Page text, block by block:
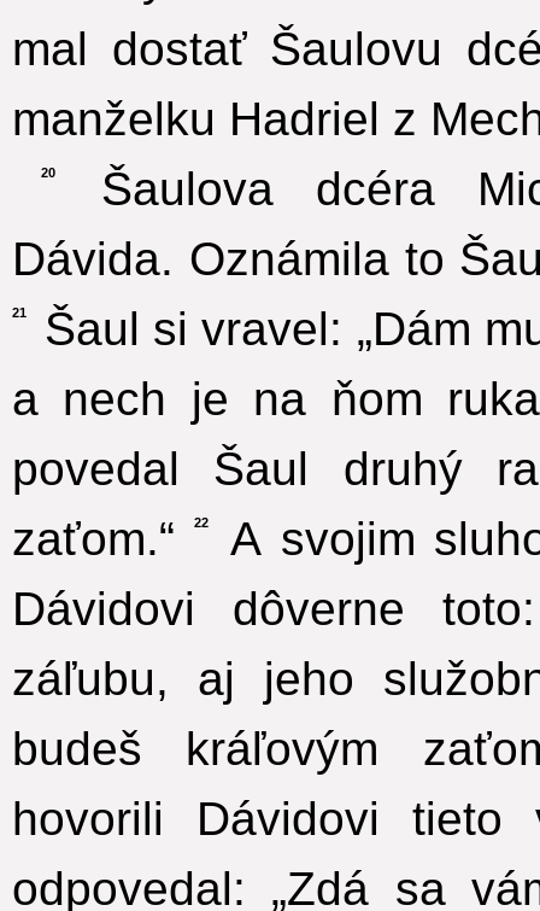
mal dostať Šaulovu
manželku Hadriel z
20
Šaulova dcéra
Dávida. Oznámila to
21
Šaul si vravel: „Dám
a nech je na ňom
povedal Šaul druhý
zaťom.“
22
A svojim
Dávidovi dôverne
záľubu, aj jeho
budeš kráľovým
hovorili Dávidovi
odpovedal: „Zdá sa